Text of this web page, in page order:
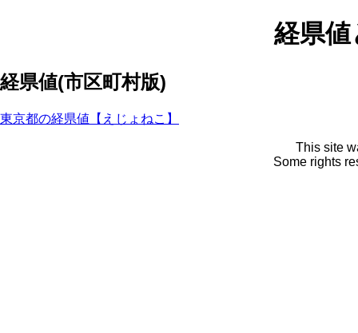
経県
経県値(市区町村版)
東京都の経県値【えじょねこ】
This site
Some rights